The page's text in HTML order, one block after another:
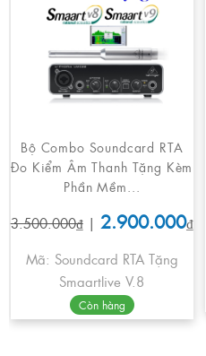
Bộ Combo Soundcard RTA
Đo Kiểm Âm Thanh Tặng Kèm
Phần Mềm...
3.500.000₫| 2.900.000₫
Mã: Soundcard RTA Tặng
Smaartlive V.8
Còn hàng